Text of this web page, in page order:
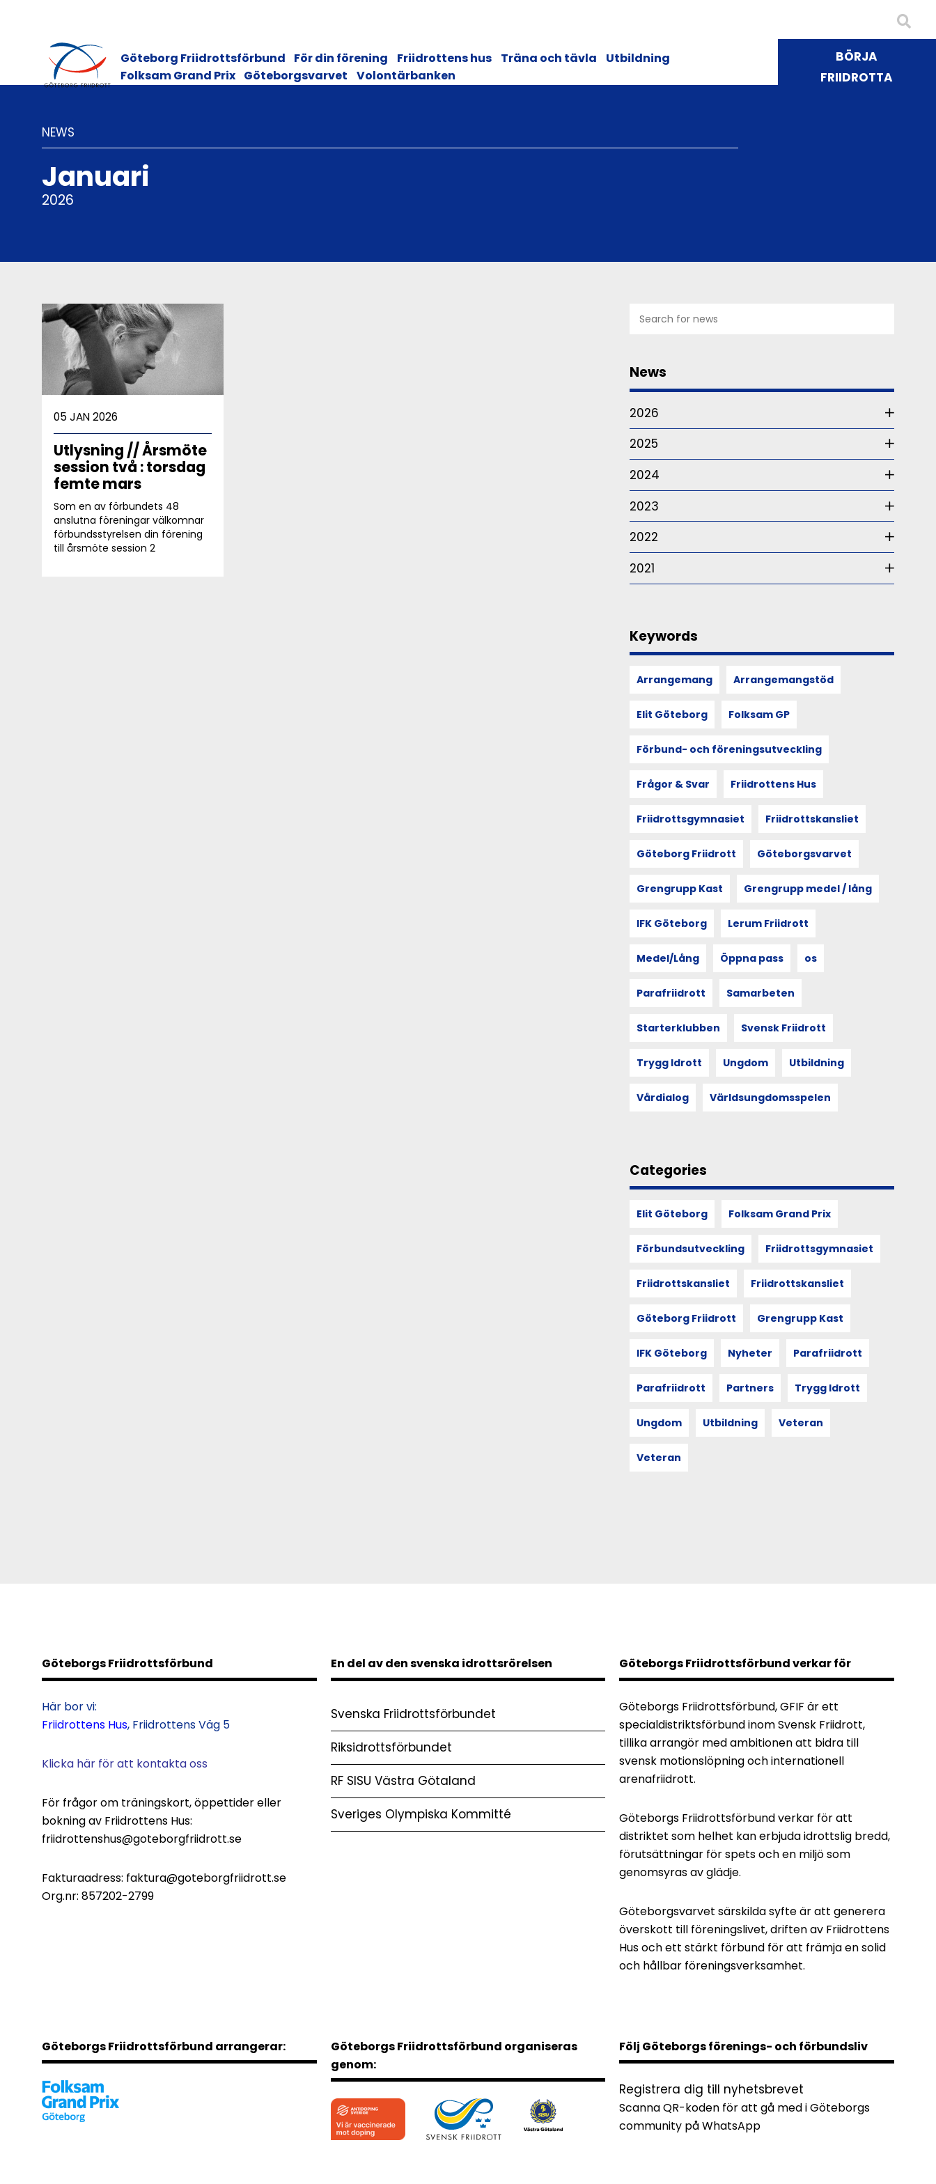
Göteborg Friidrottsförbund För din förening Friidrottens hus Träna och tävla
Utbildning
Folksam Grand Prix Göteborgsvarvet Volontärbanken
BÖRJA
FRIIDROTTA
NEWS
Januari
2026
News
2026
2025
2024
2023
2022
2021
Keywords
Arrangemang Arrangemangstöd
Elit Göteborg Folksam GP
Förbund- och föreningsutveckling
Frågor & Svar Friidrottens Hus
Friidrottsgymnasiet Friidrottskansliet
Göteborg Friidrott Göteborgsvarvet
Grengrupp Kast Grengrupp medel / lång
IFK Göteborg Lerum Friidrott
Medel/Lång Öppna pass os
Parafriidrott Samarbeten
Starterklubben Svensk Friidrott
Trygg Idrott Ungdom Utbildning
Vårdialog Världsungdomsspelen
Categories
Elit Göteborg Folksam Grand Prix
Förbundsutveckling Friidrottsgymnasiet
Friidrottskansliet Friidrottskansliet
Göteborg Friidrott Grengrupp Kast
IFK Göteborg Nyheter Parafriidrott
Parafriidrott Partners Trygg Idrott
Ungdom Utbildning Veteran
Veteran
05 JAN 2026
Utlysning // Årsmöte
session två : torsdag
femte mars
Som en av förbundets 48
anslutna föreningar välkomnar
förbundsstyrelsen din förening
till årsmöte session 2
Göteborgs Friidrottsförbund
Här bor vi:
Friidrottens Hus, Friidrottens Väg 5
Klicka här för att kontakta oss
För frågor om träningskort, öppettider eller
bokning av Friidrottens Hus:
friidrottenshus@goteborgfriidrott.se
Fakturaadress: faktura@goteborgfriidrott.se
Org.nr: 857202-2799
En del av den svenska idrottsrörelsen
Svenska Friidrottsförbundet
Riksidrottsförbundet
RF SISU Västra Götaland
Sveriges Olympiska Kommitté
Göteborgs Friidrottsförbund verkar för
Göteborgs Friidrottsförbund, GFIF är ett
specialdistriktsförbund inom Svensk Friidrott,
tillika arrangör med ambitionen att bidra till
svensk motionslöpning och internationell
arenafriidrott.
Göteborgs Friidrottsförbund verkar för att
distriktet som helhet kan erbjuda idrottslig bredd,
förutsättningar för spets och en miljö som
genomsyras av glädje.
Göteborgsvarvet särskilda syfte är att generera
överskott till föreningslivet, driften av Friidrottens
Hus och ett stärkt förbund för att främja en solid
och hållbar föreningsverksamhet.
Göteborgs Friidrottsförbund arrangerar:
Göteborgs Friidrottsförbund organiseras
genom:
Följ Göteborgs förenings- och förbundsliv
Registrera dig till nyhetsbrevet
Scanna QR-koden för att gå med i Göteborgs
community på WhatsApp